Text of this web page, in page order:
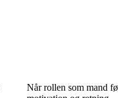
Når rollen som mand